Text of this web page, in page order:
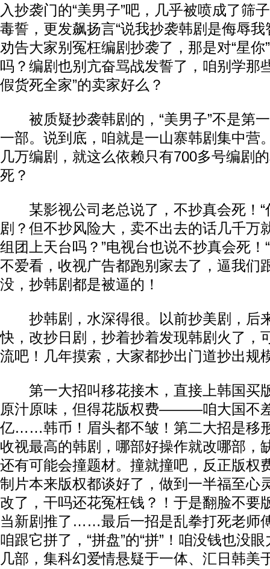
入抄袭门的“美男子”吧，几乎被喷成了筛
毒誓，更发飙扬言“说我抄袭韩剧是侮辱
劝告大家别冤枉编剧抄袭了，那是对“星你
吗？编剧也别亢奋骂战发誓了，咱别学那
假货死全家”的卖家好么？
被质疑抄袭韩剧的，“美男子”不是第
一部。说到底，咱就是一山寨韩剧集中营
几万编剧，就这么依赖只有700多号编剧
死？
某影视公司老总说了，不抄真会死！“
剧？但不抄风险大，卖不出去的话几千万
组团上天台吗？”电视台也说不抄真会死！
不爱看，收视广告都跑别家去了，逼我们
没，抄韩剧都是被逼的！
抄韩剧，水深得很。以前抄美剧，后
快，改抄日剧，抄着抄着发现韩剧火了，
流吧！几年摸索，大家都抄出门道抄出
第一大招叫移花接木，直接上韩国买
原汁原味，但得花版权费———咱大国不
亿……韩币！眉头都不皱！第二大招是移
收视最高的韩剧，哪部好操作就改哪部，
还有可能会撞题材。撞就撞吧，反正版权
制片本来版权都谈好了，做到一半福至心
改了，干吗还花冤枉钱？！于是翻脸不要
当新剧推了……最后一招是乱拳打死老师
咱跟它拼了，“拼盘”的“拼”！咱没钱也没
几部，集科幻爱情悬疑于一体、汇日韩美